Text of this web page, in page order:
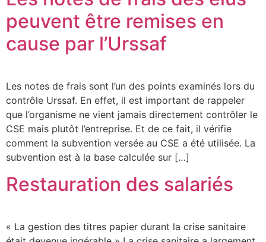
peuvent être remises en
cause par l’Urssaf
Les notes de frais sont l’un des points examinés lors du
contrôle Urssaf. En effet, il est important de rappeler
que l’organisme ne vient jamais directement contrôler le
CSE mais plutôt l’entreprise. Et de ce fait, il vérifie
comment la subvention versée au CSE a été utilisée. La
subvention est à la base calculée sur […]
Restauration des salariés
« La gestion des titres papier durant la crise sanitaire